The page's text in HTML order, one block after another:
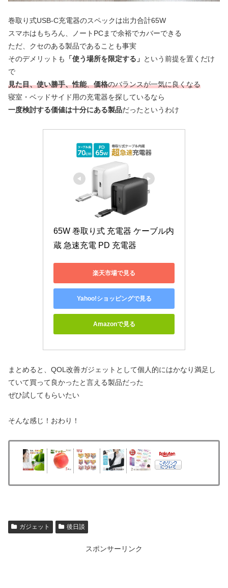
巻取り式USB-C充電器のスペックは出力合計65W
スマホはもちろん、ノートPCまで余裕でカバーできる
ただ、クセのある製品であることも事実
そのデメリットも
「使う場所を限定する」 という前提を置くだけ
で
見た目、使い勝手、性能、価格のバランスが一気に良くなる
寝室・ベッドサイド用の充電器を探しているなら
一度検討する価値は十分にある製品だったというわけ
65W 巻取り式 充電器 ケーブル内
蔵 急速充電 PD 充電器
楽天市場で見る
Yahoo!ショッピングで見る
Amazonで見る
まとめると、QOL改善ガジェットとして個人的にはかなり満足し
ていて買って良かったと言える製品だった
ぜひ試してもらいたい
そんな感じ！おわり！
ガジェット 後日談
スポンサーリンク